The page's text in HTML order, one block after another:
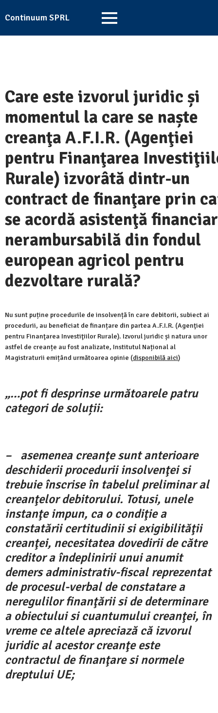
Continuum SPRL
Care este izvorul juridic și
momentul la care se naște
creanţa A.F.I.R. (Agenţiei
pentru Finanţarea
Rurale) izvorâtă dintr-un
contract de finanţare prin
se acordă asistenţă
nerambursabilă din fondul
european agricol pentru
dezvoltare rurală?
Nu sunt puține procedurile de insolvență în care debitorii, subiect ai
procedurii, au beneficiat de finanțare din partea A.F.I.R. (Agenţiei
pentru Finanţarea Investiţiilor Rurale). Izvorul juridic și natura unor
astfel de creanțe au fost analizate, Institutul Național al
Magistraturii emițând următoarea opinie (disponibilă aici)
„…pot fi desprinse următoarele patru
categori de soluții:
– asemenea creanţe sunt anterioare
deschiderii procedurii insolvenţei si
trebuie înscrise în tabelul preliminar al
creanţelor debitorului. Totusi, unele
instanţe impun, ca o condiţie a
constatării certitudinii si exigibilităţii
creanţei, necesitatea dovedirii de către
creditor a îndeplinirii unui anumit
demers administrativ-fiscal reprezentat
de procesul-verbal de constatare a
neregulilor finanţării si de determinare
a obiectului si cuantumului creanţei, în
vreme ce altele apreciază că izvorul
juridic al acestor creanţe este
contractul de finanţare si normele
dreptului UE;